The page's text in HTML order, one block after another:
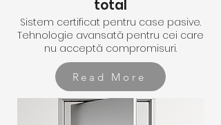
total
Sistem certificat pentru case pasive.
Tehnologie avansată pentru cei care
nu acceptă compromisuri.
Read More